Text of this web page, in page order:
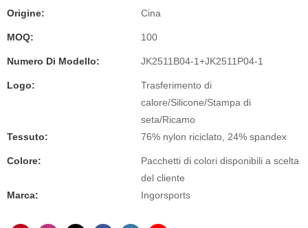
Origine: Cina
MOQ: 100
Numero Di Modello: JK2511B04-1+JK2511P04-1
Logo:
Trasferimento di
calore/Silicone/Stampa di
seta/Ricamo
Tessuto:
76% nylon riciclato, 24% spandex
Colore:
Pacchetti di colori disponibili a scelta
del cliente
Marca:
Ingorsports